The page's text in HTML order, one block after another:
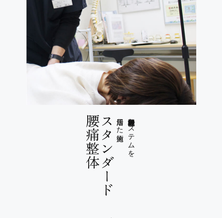
運動機能分析システムを
​​​​​​​活用した施術
スタンダード
​​​​​​​腰痛整体